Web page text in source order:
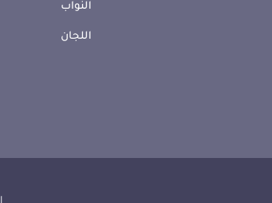
النواب
اللجان